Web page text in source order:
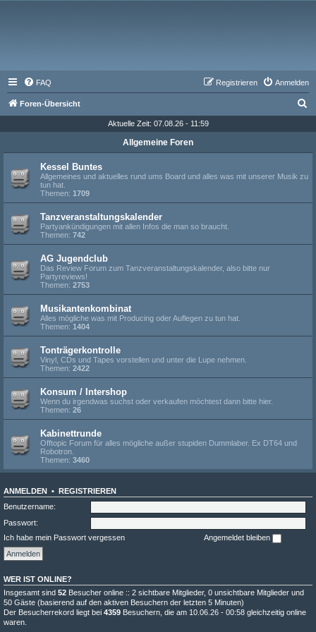
FAQ Anmelden
Registrieren
Foren-Übersicht
h
Aktuelle Zeit: 07.08.26 - 11:59
Allgemeine Foren
Kessel Buntes
Allgemeines und aktuelles rund ums Board und alles was mit unserer Musik zu
tun hat.
Themen: 1709
Tanzveranstaltungskalender
Partyankündigungen mit allen Infos die man so braucht.
Themen: 742
AG Jugendclub
Das Review Forum zum Tanzveranstaltungskalender, also bitte nur
Partyreviews!
Themen: 2753
Musikantenkombinat
Alles mögliche was mit Producing oder Auflegen zu tun hat.
Themen: 1404
Tonträgerkontrolle
Vinyl, CDs und Tapes vorstellen und unter die Lupe nehmen.
Themen: 2422
Konsum / Intershop
Wenn du irgendwas suchst oder verkaufen möchtest dann bitte hier.
Themen: 26
Kabinettrunde
Offtopic Forum für alles mögliche außer stupiden Dummlaber. Ex DT64 und
Robotron.
Themen: 3460
ANMELDEN • REGISTRIEREN
Benutzername:
Passwort:
Ich habe mein Passwort vergessen
Angemeldet bleiben
WER IST ONLINE?
Insgesamt sind 52 Besucher online :: 2 sichtbare Mitglieder, 0 unsichtbare Mitglieder und
50 Gäste (basierend auf den aktiven Besuchern der letzten 5 Minuten)
Der Besucherrekord liegt bei 4359 Besuchern, die am 10.06.26 - 00:58 gleichzeitig online
waren.